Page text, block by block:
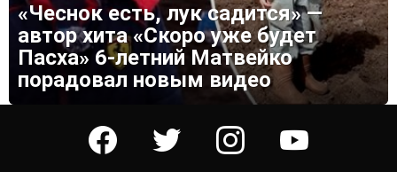
«Чеснок есть, лук садится» —
автор хита «Скоро уже будет
Пасха» 6-летний Матвейко
порадовал новым видео
facebook twitter instagram youtube